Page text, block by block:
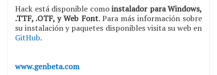
Hack está disponible comoinstalador para Windows,
.TTF, .OTF, y Web Font. Para más información sobre
su instalación y paquetes disponibles visita su web en
GitHub.
www.genbeta.com